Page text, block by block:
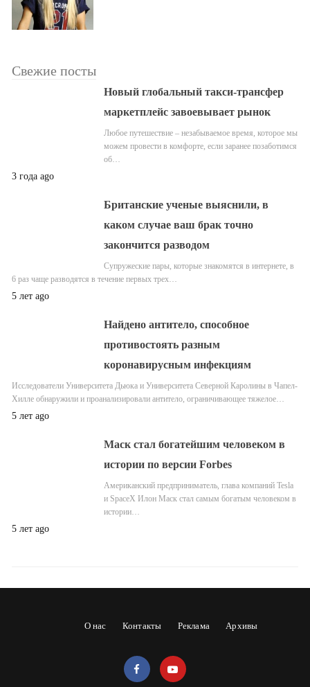
Свежие посты
Новый глобальный такси-трансфер
маркетплейс завоевывает рынок
Любое путешествие – незабываемое время, которое мы
можем провести в комфорте, если заранее позаботимся
об…
3 года ago
Британские ученые выяснили, в
каком случае ваш брак точно
закончится разводом
Супружеские пары, которые знакомятся в интернете, в
6 раз чаще разводятся в течение первых трех…
5 лет ago
Найдено антитело, способное
противостоять разным
коронавирусным инфекциям
Исследователи Университета Дьюка и Университета Северной Каролины в Чапел-
Хилле обнаружили и проанализировали антитело, ограничивающее тяжелое…
5 лет ago
Маск стал богатейшим человеком в
истории по версии Forbes
Американский предприниматель, глава компаний Tesla
и SpaceX Илон Маск стал самым богатым человеком в
истории…
5 лет ago
О нас Контакты Реклама Архивы